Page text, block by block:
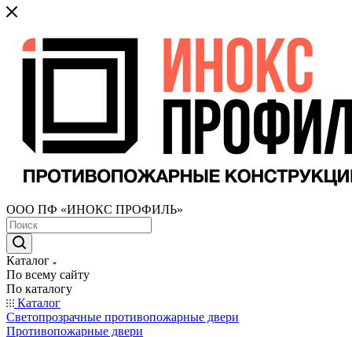
ООО ПФ «ИНОКС ПРОФИЛЬ»
Каталог
По всему сайту
По каталогу
Каталог
Светопрозрачные противопожарные двери
Противопожарные двери